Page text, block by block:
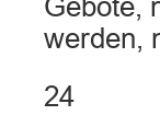
Gebote,
werden,
24